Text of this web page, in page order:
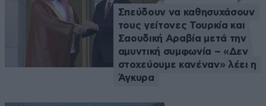
Σπεύδουν να καθησυχάσουν
τους γείτονες Τουρκία και
Σαουδική Αραβία μετά την
αμυντική συμφωνία – «Δεν
στοχεύουμε κανέναν» λέει η
Άγκυρα